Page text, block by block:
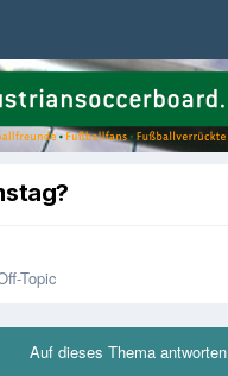
Topic
Auf dieses Thema antworten